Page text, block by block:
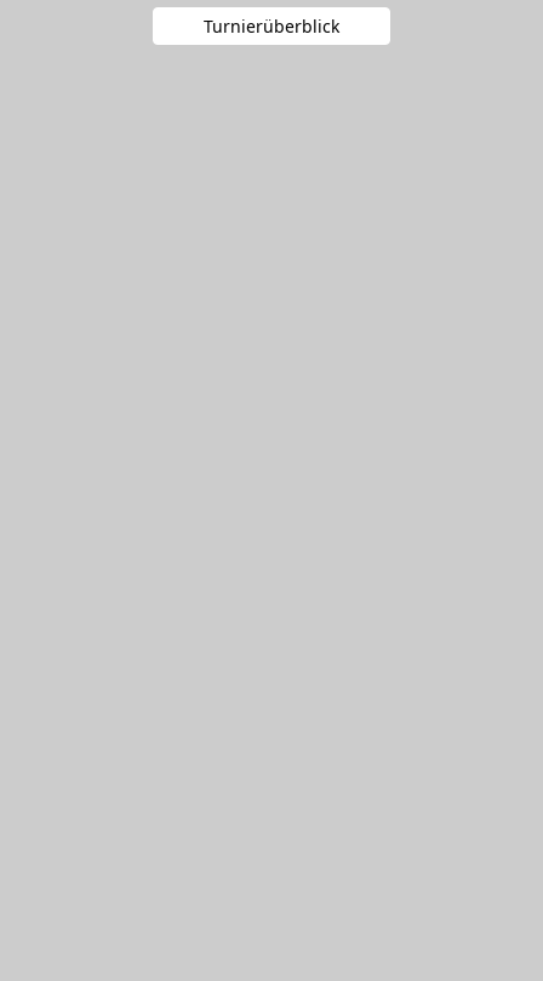
Turnierüberblick